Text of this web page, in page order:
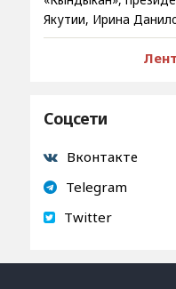
Якутии, Ирина
Соцсети
Вконтакте
Telegram
Twitter